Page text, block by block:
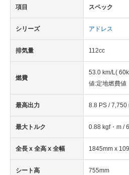
項目 スペック
シリーズ アドレス
排気量 112cc
燃費
53.0 km/L(
値:定地燃費値
最高出力 8.8 PS / 7,750
最大トルク 0.88 kgf・m /
全長 x 全高 x 全幅 1845mm x
シート高 755mm